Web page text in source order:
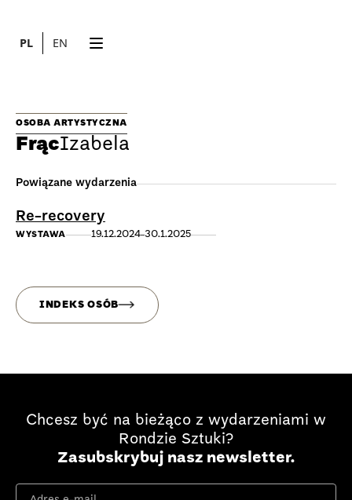
PL EN
OSOBA ARTYSTYCZNA
FrącIzabela
Powiązane wydarzenia
Re-recovery
WYSTAWA 19.12.2024 30.1.2025
INDEKS OSÓB
Chcesz być na bieżąco z wydarzeniami w
Rondzie Sztuki?
Zasubskrybuj nasz newsletter.